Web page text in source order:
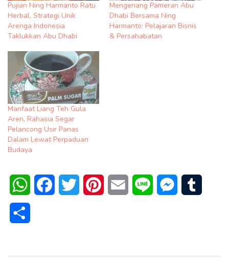
Pujian Ning Harmanto Ratu
Herbal, Strategi Unik
Arenga Indonesia
Taklukkan Abu Dhabi
Mengenang Pameran Abu
Dhabi Bersama Ning
Harmanto: Pelajaran Bisnis
& Persahabatan
Manfaat Liang Teh Gula
Aren, Rahasia Segar
Pelancong Usir Panas
Dalam Lewat Perpaduan
Budaya
WhatsAppFacebookTwitter PinterestEmail Line Messenger